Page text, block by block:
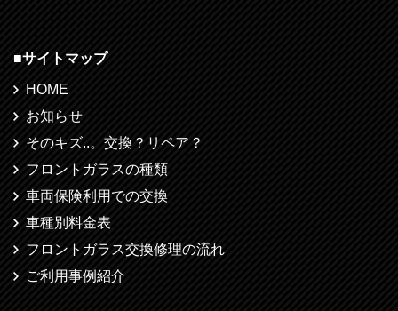
■サイトマップ
HOME
お知らせ
そのキズ..。交換？リペア？
フロントガラスの種類
車両保険利用での交換
車種別料金表
フロントガラス交換修理の流れ
ご利用事例紹介